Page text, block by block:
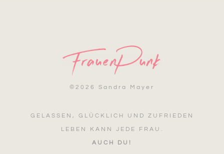
© 2026 Sandra Mayer
GELASSEN, GLÜCKLICH UND ZUFRIEDEN
LEBEN KANN JEDE FRAU.
AUCH DU!